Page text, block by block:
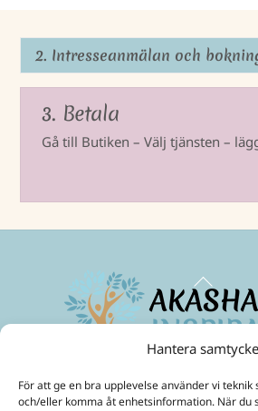
Hantera samtycke
För att ge en bra upplevelse använder vi
och/eller komma åt enhetsinformation. När du
2. Intresseanmälan och
3. Betala
Gå till Butiken – Välj tjänsten –
Back
To
Top
Maximera ditt
Mobil:070-299 33